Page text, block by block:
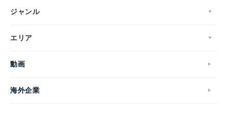
ジャンル
エリア
動画
海外企業